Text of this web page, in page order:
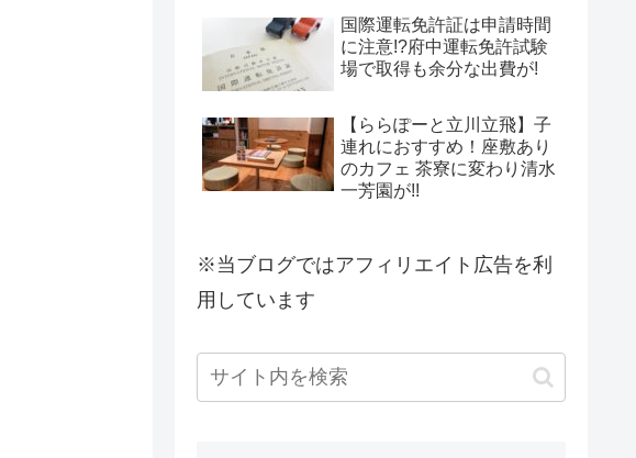
国際運転免許証は申請時間
に注意!?府中運転免許試験
場で取得も余分な出費が!
【ららぽーと立川立飛】子
連れにおすすめ！座敷あり
のカフェ 茶寮に変わり清水
一芳園が!!
※当ブログではアフィリエイト広告を利
用しています